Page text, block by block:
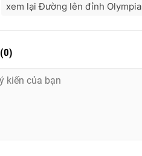
xem lại Đường lên đỉnh Olympia
(0)